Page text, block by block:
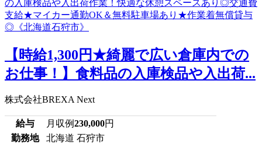
【時給1,300円★綺麗で広い倉庫内での
お仕事！】食料品の入庫検品や入出荷...
株式会社BREXA Next
給与 月収例230,000円
勤務地
北海道 石狩市